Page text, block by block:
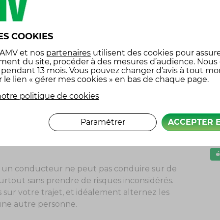
partez pas après une journée de travail, et au
détendre et ainsi partir en pleine forme.
votre véhicule, tout particulièrement le
garants de votre sécurité la nuit, et un bon
Le pare-brise ne doit pas être le grand laissé
des véhicules venant en sens inverse feront
source de fatigue visuelle supplémentaire.
de lave-glace est bien rempli.
conducteur ne peut pas conduire sur de
sans prendre de risques inconsidérés.
sur votre trajet, et idéalement alternez les
autre personne.
COOKIES
et nos partenaires utilisent des cookies pour
du site, procéder à des mesures d’audience. Nous
13 mois. Vous pouvez changer d’avis à tout
lien « gérer mes cookies » en bas de chaque page.
politique de cookies
ACCEPTER
Paramétrer